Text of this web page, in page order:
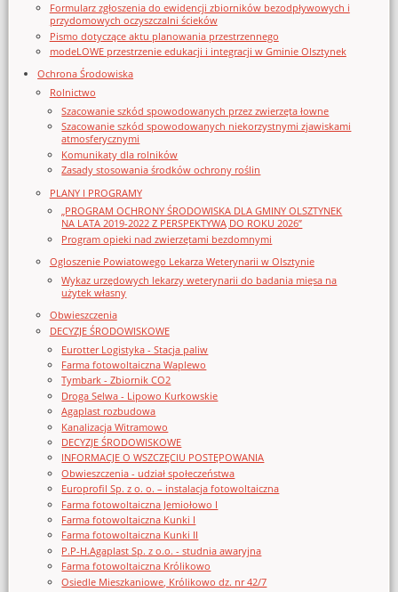
Formularz zgłoszenia do ewidencji zbiorników bezodpływowych i
przydomowych oczyszczalni ścieków
Pismo dotyczące aktu planowania przestrzennego
modeLOWE przestrzenie edukacji i integracji w Gminie Olsztynek
Ochrona Środowiska
Rolnictwo
Szacowanie szkód spowodowanych przez zwierzęta łowne
Szacowanie szkód spowodowanych niekorzystnymi zjawiskami
atmosferycznymi
Komunikaty dla rolników
Zasady stosowania środków ochrony roślin
PLANY I PROGRAMY
„PROGRAM OCHRONY ŚRODOWISKA DLA GMINY OLSZTYNEK
NA LATA 2019-2022 Z PERSPEKTYWĄ DO ROKU 2026”
Program opieki nad zwierzętami bezdomnymi
Ogloszenie Powiatowego Lekarza Weterynarii w Olsztynie
Wykaz urzędowych lekarzy weterynarii do badania mięsa na
użytek własny
Obwieszczenia
DECYZJE ŚRODOWISKOWE
Eurotter Logistyka - Stacja paliw
Farma fotowoltaiczna Waplewo
Tymbark - Zbiornik CO2
Droga Selwa - Lipowo Kurkowskie
Agaplast rozbudowa
Kanalizacja Witramowo
DECYZJE ŚRODOWISKOWE
INFORMACJE O WSZCZĘCIU POSTĘPOWANIA
Obwieszczenia - udział społeczeństwa
Europrofil Sp. z o. o. – instalacja fotowoltaiczna
Farma fotowoltaiczna Jemiołowo I
Farma fotowoltaiczna Kunki I
Farma fotowoltaiczna Kunki II
P.P-H.Agaplast Sp. z o.o. - studnia awaryjna
Farma fotowoltaiczna Królikowo
Osiedle Mieszkaniowe, Królikowo dz. nr 42/7